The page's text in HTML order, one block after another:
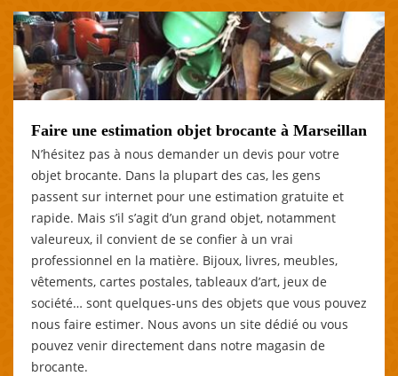
Faire une estimation objet brocante à Marseillan
N’hésitez pas à nous demander un devis pour votre
objet brocante. Dans la plupart des cas, les gens
passent sur internet pour une estimation gratuite et
rapide. Mais s’il s’agit d’un grand objet, notamment
valeureux, il convient de se confier à un vrai
professionnel en la matière. Bijoux, livres, meubles,
vêtements, cartes postales, tableaux d’art, jeux de
société… sont quelques-uns des objets que vous pouvez
nous faire estimer. Nous avons un site dédié ou vous
pouvez venir directement dans notre magasin de
brocante.